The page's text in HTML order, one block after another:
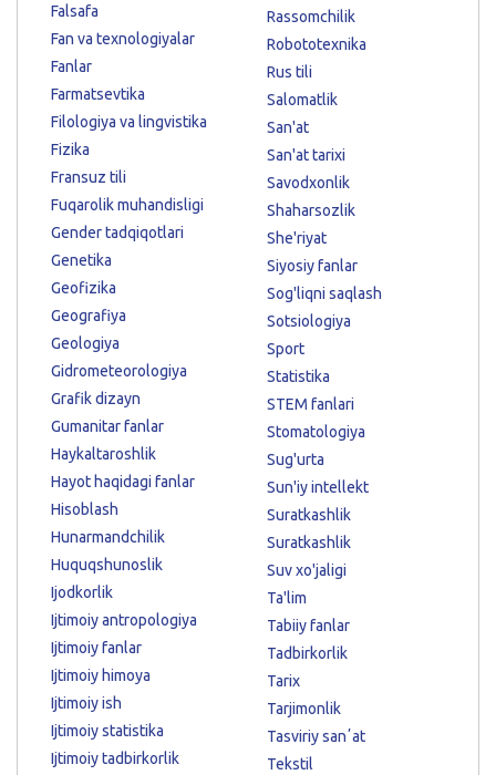
Falsafa
Fan va texnologiyalar
Fanlar
Farmatsevtika
Filologiya va lingvistika
Fizika
Fransuz tili
Fuqarolik muhandisligi
Gender tadqiqotlari
Genetika
Geofizika
Geografiya
Geologiya
Gidrometeorologiya
Grafik dizayn
Gumanitar fanlar
Haykaltaroshlik
Hayot haqidagi fanlar
Hisoblash
Hunarmandchilik
Huquqshunoslik
Ijodkorlik
Ijtimoiy antropologiya
Ijtimoiy fanlar
Ijtimoiy himoya
Ijtimoiy ish
Ijtimoiy statistika
Ijtimoiy tadbirkorlik
Rassomchilik
Robototexnika
Rus tili
Salomatlik
San'at
San'at tarixi
Savodxonlik
Shaharsozlik
She'riyat
Siyosiy fanlar
Sog'liqni saqlash
Sotsiologiya
Sport
Statistika
STEM fanlari
Stomatologiya
Sug'urta
Sun'iy intellekt
Suratkashlik
Suratkashlik
Suv xo'jaligi
Ta'lim
Tabiiy fanlar
Tadbirkorlik
Tarix
Tarjimonlik
Tasviriy sanʼat
Tekstil